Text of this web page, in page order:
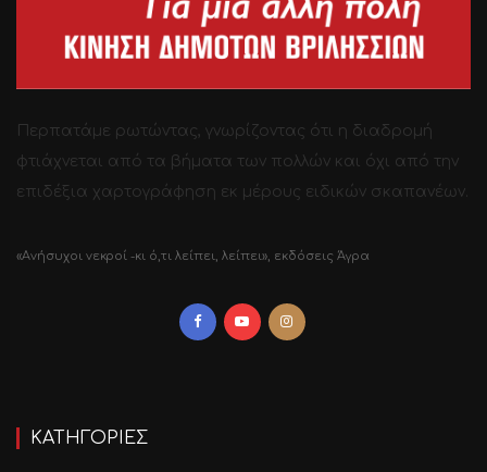
Περπατάμε ρωτώντας, γνωρίζοντας ότι η διαδρομή
φτιάχνεται από τα βήματα των πολλών και όχι από την
επιδέξια χαρτογράφηση εκ μέρους ειδικών σκαπανέων.
«Ανήσυχοι νεκροί -κι ό,τι λείπει, λείπει», εκδόσεις Άγρα
ΚΑΤΗΓΟΡΙΕΣ